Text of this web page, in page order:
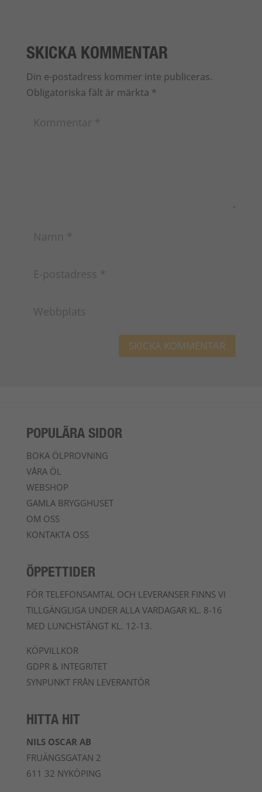
SKICKA KOMMENTAR
Din e-postadress kommer inte publiceras.
Obligatoriska fält är märkta *
POPULÄRA SIDOR
BOKA ÖLPROVNING
VÅRA ÖL
WEBSHOP
GAMLA BRYGGHUSET
OM OSS
KONTAKTA OSS
ÖPPETTIDER
FÖR TELEFONSAMTAL OCH LEVERANSER FINNS VI
TILLGÄNGLIGA UNDER ALLA VARDAGAR KL. 8-16
MED LUNCHSTÄNGT KL. 12-13.
KÖPVILLKOR
GDPR & INTEGRITET
SYNPUNKT FRÅN LEVERANTÖR
HITTA HIT
NILS OSCAR AB
FRUÄNGSGATAN 2
611 32 NYKÖPING